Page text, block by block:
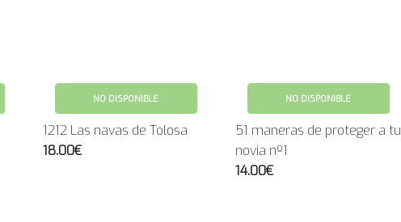
NO DISPONIBLE
1212 Las navas de Tolosa
18.00€
NO DISPONIBLE
51 maneras de proteger a tu
novia nº1
14.00€